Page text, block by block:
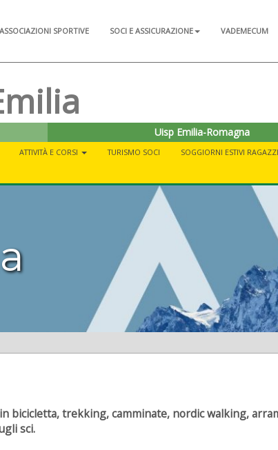
SPORTIVE SOCI E ASSICURAZIONE VADEMECUM
Uisp Emilia-Romagna
ATTIVITÀ E CORSI TURISMO SOCI SOGGIORNI ESTIVI RAGAZZI
bicicletta, trekking, camminate, nordic walking,
sci.